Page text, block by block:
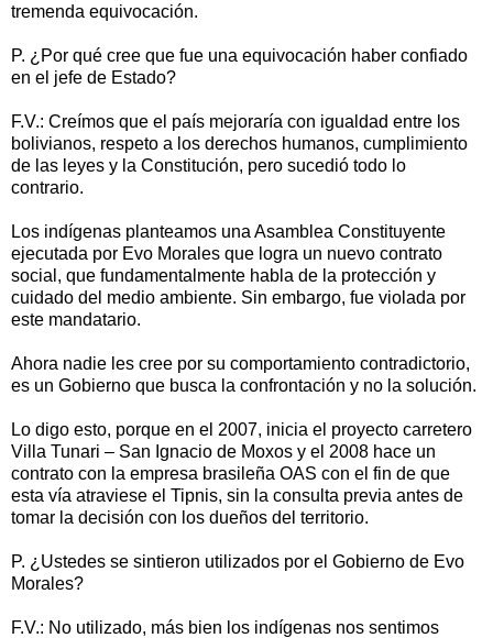
tremenda equivocación.
P. ¿Por qué cree que fue una equivocación haber confiado
en el jefe de Estado?
F.V.: Creímos que el país mejoraría con igualdad entre los
bolivianos, respeto a los derechos humanos, cumplimiento
de las leyes y la Constitución, pero sucedió todo lo
contrario.
Los indígenas planteamos una Asamblea Constituyente
ejecutada por Evo Morales que logra un nuevo contrato
social, que fundamentalmente habla de la protección y
cuidado del medio ambiente. Sin embargo, fue violada por
este mandatario.
Ahora nadie les cree por su comportamiento contradictorio,
es un Gobierno que busca la confrontación y no la solución.
Lo digo esto, porque en el 2007, inicia el proyecto carretero
Villa Tunari – San Ignacio de Moxos y el 2008 hace un
contrato con la empresa brasileña OAS con el fin de que
esta vía atraviese el Tipnis, sin la consulta previa antes de
tomar la decisión con los dueños del territorio.
P. ¿Ustedes se sintieron utilizados por el Gobierno de Evo
Morales?
F.V.: No utilizado, más bien los indígenas nos sentimos